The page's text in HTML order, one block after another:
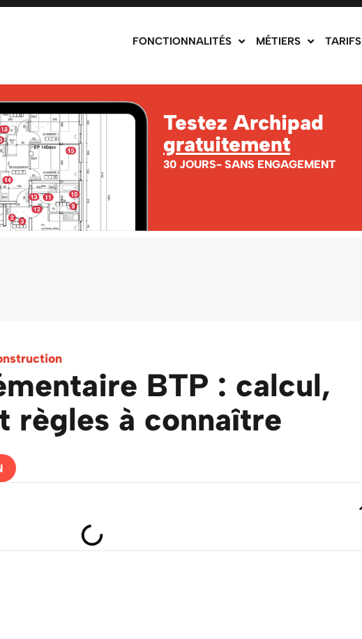
FONCTIONNALITÉS MÉTIERS TARIFS
Testez Archipad
gratuitement
30 JOURS- SANS ENGAGEMENT
BTP : calcul,
règles à connaître